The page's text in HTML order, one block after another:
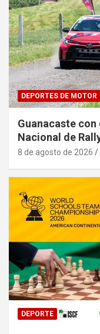
DEPORTES DE MOTOR
Guanacaste
Nacional de
8 de agosto de 2026
DEPORTE